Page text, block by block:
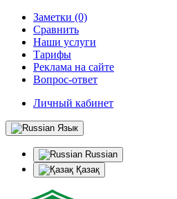
Заметки (0)
Сравнить
Наши услуги
Тарифы
Реклама на сайте
Вопрос-ответ
Личный кабинет
Язык
Russian
Қазақ